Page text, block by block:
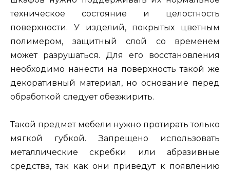
техническое состояние и целостность
поверхности. У изделий, покрытых цветным
полимером, защитный слой со временем
может разрушаться. Для его восстановления
необходимо нанести на поверхность такой же
декоративный материал, но основание перед
обработкой следует обезжирить.
Такой предмет мебели нужно протирать только
мягкой губкой. Запрещено использовать
металлические скребки или абразивные
средства, так как они приведут к появлению